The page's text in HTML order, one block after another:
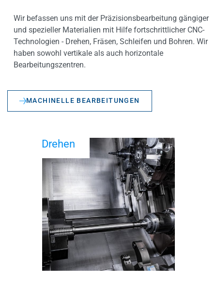
Wir befassen uns mit der Präzisionsbearbeitung gängiger
und spezieller Materialien mit Hilfe fortschrittlicher CNC-
Technologien - Drehen, Fräsen, Schleifen und Bohren. Wir
haben sowohl vertikale als auch horizontale
Bearbeitungszentren.
Drehen
MACHINELLE BEARBEITUNGEN